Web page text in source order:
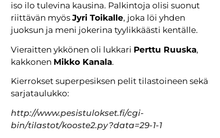
iso ilo tulevina kausina. Palkintoja olisi suonut
riittävän myösJyri Toikalle, joka löi yhden
juoksun ja meni jokerina tyylikkäästi kentälle.
Vieraitten ykkönen oli lukkari Perttu Ruuska,
kakkonen Mikko Kanala.
Kierrokset superpesiksen pelit tilastoineen sekä
sarjataulukko:
http://www.pesistulokset.fi/cgi-
bin/tilastot/kooste2.py?data=29-1-1